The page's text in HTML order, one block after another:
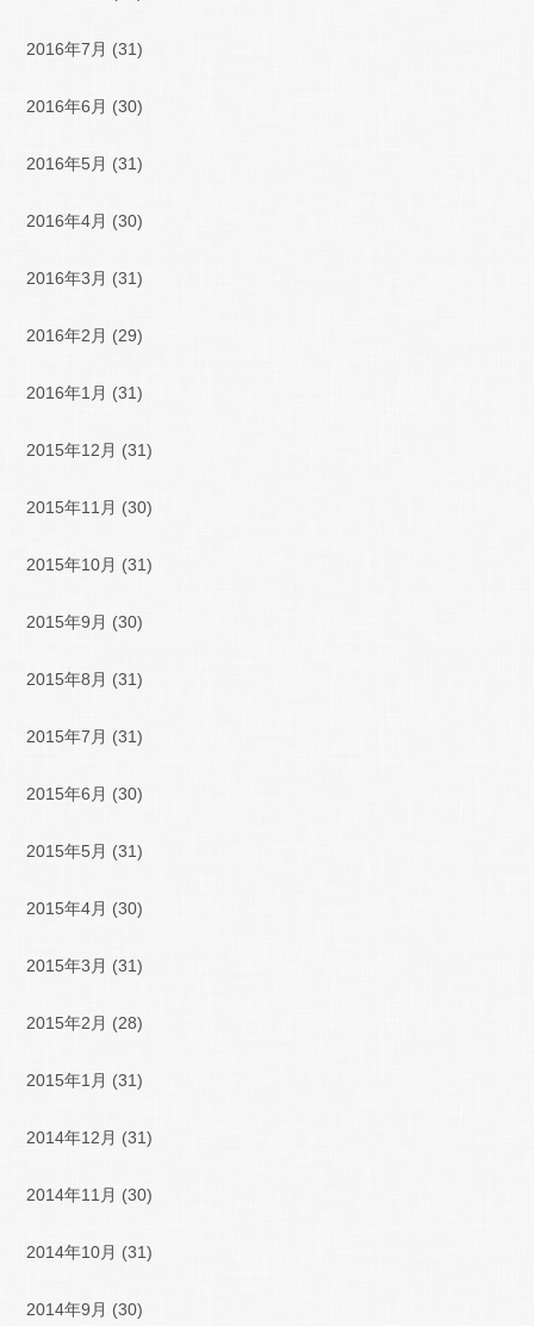
2016年7月 (31)
2016年6月 (30)
2016年5月 (31)
2016年4月 (30)
2016年3月 (31)
2016年2月 (29)
2016年1月 (31)
2015年12月 (31)
2015年11月 (30)
2015年10月 (31)
2015年9月 (30)
2015年8月 (31)
2015年7月 (31)
2015年6月 (30)
2015年5月 (31)
2015年4月 (30)
2015年3月 (31)
2015年2月 (28)
2015年1月 (31)
2014年12月 (31)
2014年11月 (30)
2014年10月 (31)
2014年9月 (30)